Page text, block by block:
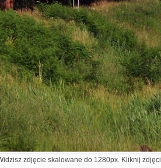
zdjęcie skalowane do 1280px. Kliknij